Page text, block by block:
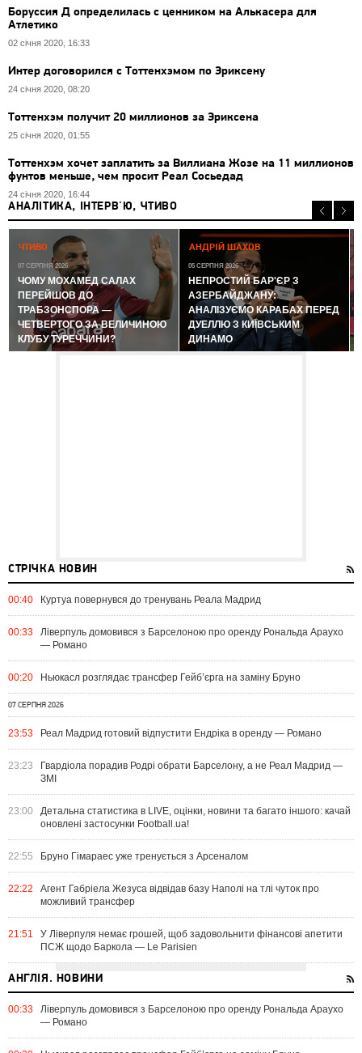
Боруссия Д определилась с ценником на Алькасера для
Атлетико
02 січня 2020, 16:33
Интер договорился с Тоттенхэмом по Эриксену
24 січня 2020, 08:20
Тоттенхэм получит 20 миллионов за Эриксена
25 січня 2020, 01:55
Тоттенхэм хочет заплатить за Виллиана Жозе на 11 миллионов
фунтов меньше, чем просит Реал Сосьедад
24 січня 2020, 16:44
АНАЛІТИКА, ІНТЕРВ'Ю, ЧТИВО
ЧТИВО
07 СЕРПНЯ 2026
ЧОМУ МОХАМЕД САЛАХ
ПЕРЕЙШОВ ДО
ТРАБЗОНСПОРА —
ЧЕТВЕРТОГО ЗА ВЕЛИЧИНОЮ
КЛУБУ ТУРЕЧЧИНИ?
АНДРІЙ ШАХОВ
05 СЕРПНЯ 2026
НЕПРОСТИЙ БАР'ЄР З
АЗЕРБАЙДЖАНУ:
АНАЛІЗУЄМО КАРАБАХ ПЕРЕД
ДУЕЛЛЮ З КИЇВСЬКИМ
ДИНАМО
СТРІЧКА НОВИН
00:40 Куртуа повернувся до тренувань Реала Мадрид
00:33
Ліверпуль домовився з Барселоною про оренду Рональда Араухо
— Романо
00:20 Ньюкасл розглядає трансфер Гейб’єрга на заміну Бруно
07 СЕРПНЯ 2026
23:53 Реал Мадрид готовий відпустити Ендріка в оренду — Романо
23:23
Гвардіола порадив Родрі обрати Барселону, а не Реал Мадрид —
ЗМІ
23:00
Детальна статистика в LIVE, оцінки, новини та багато іншого: качай
оновлені застосунки Football.ua!
22:55 Бруно Гімараес уже тренується з Арсеналом
22:22
Агент Габріела Жезуса відвідав базу Наполі на тлі чуток про
можливий трансфер
21:51
У Ліверпуля немає грошей, щоб задовольнити фінансові апетити
ПСЖ щодо Баркола — Le Parisien
АНГЛІЯ. НОВИНИ
00:33
Ліверпуль домовився з Барселоною про оренду Рональда Араухо
— Романо